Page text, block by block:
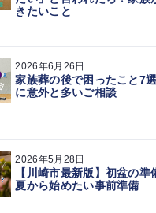
きたいこと
2026年6月26日
家族葬の後で困ったこと7
に意外と多いご相談
2026年5月28日
【川崎市最新版】初盆の準
夏から始めたい事前準備